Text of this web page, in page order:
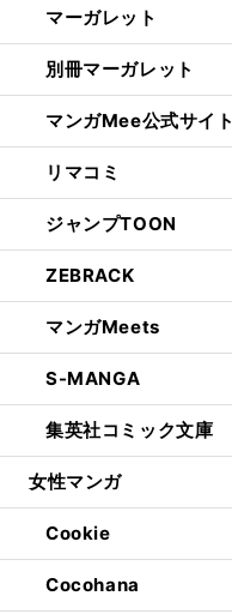
マーガレット
別冊マーガレット
マンガMee公式サイト
リマコミ
ジャンプTOON
ZEBRACK
マンガMeets
S-MANGA
集英社コミック文庫
女性マンガ
Cookie
Cocohana